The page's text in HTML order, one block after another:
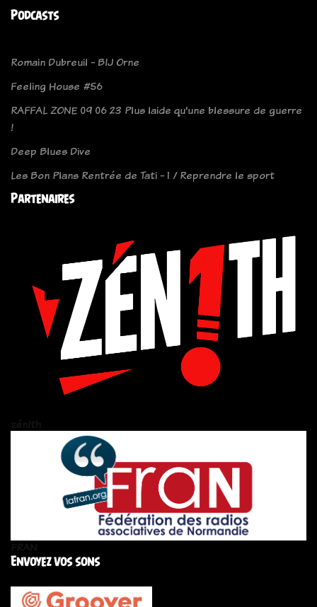
Podcasts
Romain Dubreuil - BIJ Orne
Feeling House #56
RAFFAL ZONE 09 06 23 Plus laide qu'une blessure de guerre
!
Deep Blues Dive
Les Bon Plans Rentrée de Tati - 1 / Reprendre le sport
Partenaires
Envoyez vos sons